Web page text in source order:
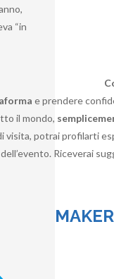
“in
e prendere
il mondo,
visita, potrai profilarti
Riceverai